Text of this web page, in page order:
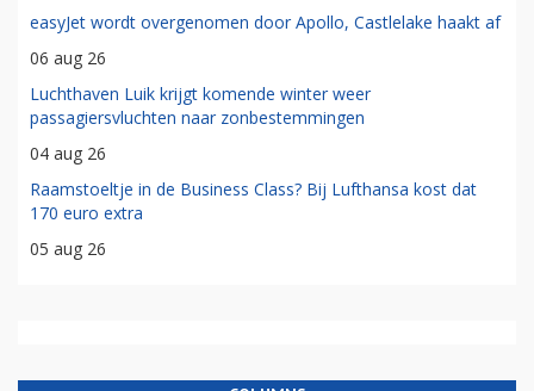
easyJet wordt overgenomen door Apollo, Castlelake haakt af
06 aug 26
Luchthaven Luik krijgt komende winter weer
passagiersvluchten naar zonbestemmingen
04 aug 26
Raamstoeltje in de Business Class? Bij Lufthansa kost dat
170 euro extra
05 aug 26